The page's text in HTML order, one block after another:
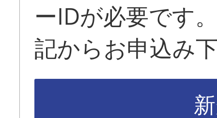
ーIDが必要です
記からお申込み